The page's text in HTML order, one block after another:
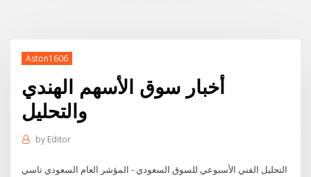
Aston1606
أخبار سوق الأسهم الهندي
والتحليل
by Editor
التحليل الفني الأسبوعي للسوق السعودي - المؤشر العام السعودي تاسي